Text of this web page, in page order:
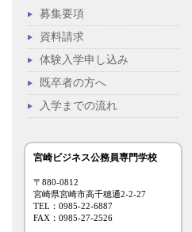
募集要項
資料請求
体験入学申し込み
既卒者の方へ
入学までの流れ
宮崎ビジネス公務員専門学校
〒880-0812
宮崎県宮崎市高千穂通2-2-27
TEL：0985-22-6887
FAX：0985-27-2526